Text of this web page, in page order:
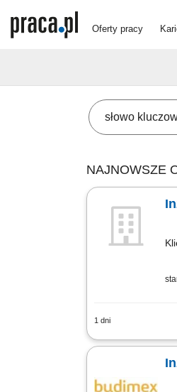
Oferty pracy
NAJNOWSZE
1 dni